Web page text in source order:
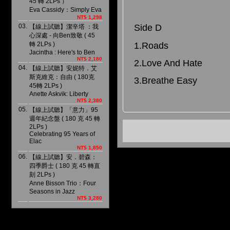
Eva Cassidy：Simply Eva
NT$ 1,298
03.
【線上試聽】潔辛塔 ：我
心深處 - 向Ben致敬 ( 45
轉 2LPs )
Jacintha : Here′s to Ben
NT$ 2,180
04.
【線上試聽】安妮特．艾
斯克維克：自由 ( 180克
45轉 2LPs )
Anette Askvik: Liberty
NT$ 2,380
05.
【線上試聽】「意力」95
週年紀念盤 ( 180 克 45 轉
2LPs )
Celebrating 95 Years of
Elac
NT$ 1,850
06.
【線上試聽】安．碧森：
四季爵士 ( 180 克 45 轉直
刻 2LPs )
Anne Bisson Trio：Four
Seasons in Jazz
NT$ 3,280
Side D
1.Roads
2.Love And Hate
3.Breathe Easy